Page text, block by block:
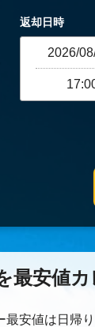
返却日時
最安値
最安値は日帰り